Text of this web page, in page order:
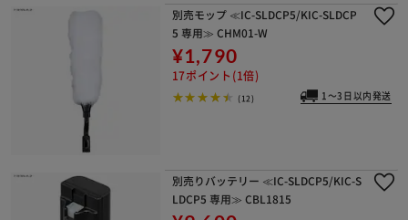
別売モップ ≪IC-SLDCP5/KIC-SLDCP
5 専用≫ CHM01-W
¥1,790
17ポイント(1倍)
(12) 1～3日以内発送
別売りバッテリー ≪IC-SLDCP5/KIC-S
LDCP5 専用≫ CBL1815